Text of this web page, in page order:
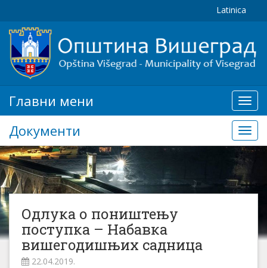
Latinica
мени
Главни мени
Документи
Одлука о поништењу
поступка – Набавка
вишегодишњих садница
22.04.2019.